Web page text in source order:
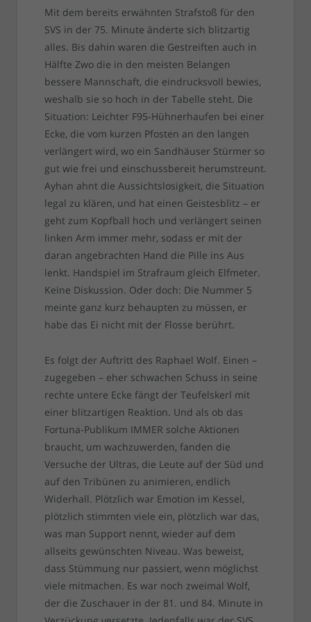
Mit dem bereits erwähnten Strafstoß für den
SVS in der 75. Minute änderte sich blitzartig
alles. Bis dahin waren die Gestreiften auch in
Hälfte Zwo die in den meisten Belangen
bessere Mannschaft, die eindrucksvoll bewies,
weshalb sie so hoch in der Tabelle steht. Die
Situation: Leichter F95-Hühnerhaufen bei einer
Ecke, die vom kurzen Pfosten an den langen
verlängert wird, wo ein Sandhäuser Stürmer so
gut wie frei und einschussbereit herumstreunt.
Ayhan ahnt die Aussichtslosigkeit, die Situation
legal zu klären, und hat einen Geistesblitz – er
geht zum Kopfball hoch und verlängert seinen
linken Arm immer mehr, sodass er mit der
daran angebrachten Hand die Pille ins Aus
lenkt. Handspiel im Strafraum gleich Elfmeter.
Keine Diskussion. Oder doch: Die Nummer 5
meinte ganz kurz behaupten zu müssen, er
habe das Ei nicht mit der Flosse berührt.
Es folgt der Auftritt des Raphael Wolf. Einen –
zugegeben – eher schwachen Schuss in seine
rechte untere Ecke fängt der Teufelskerl mit
einer blitzartigen Reaktion. Und als ob das
Fortuna-Publikum IMMER solche Aktionen
braucht, um wachzuwerden, fanden die
Versuche der Ultras, die Leute auf der Süd und
auf den Tribünen zu animieren, endlich
Widerhall. Plötzlich war Emotion im Kessel,
plötzlich stimmten viele ein, plötzlich war das,
was man Support nennt, wieder auf dem
allseits gewünschten Niveau. Was beweist,
dass Stümmung nur passiert, wenn möglichst
viele mitmachen. Es war noch zweimal Wolf,
der die Zuschauer in der 81. und 84. Minute in